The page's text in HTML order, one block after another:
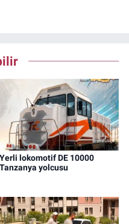
Yerli lokomotif DE 10000
Tanzanya yolcusu